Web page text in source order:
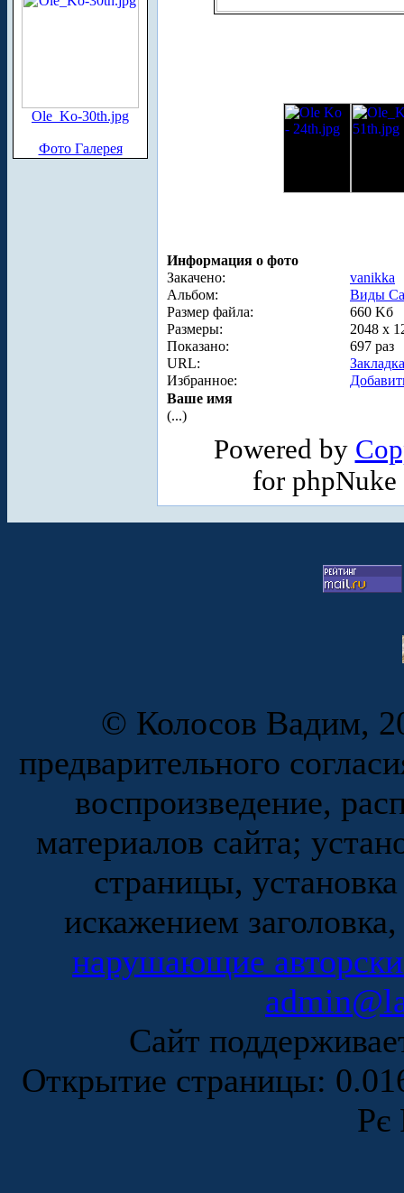
Ole_Ko-30th.jpg
Фото Галерея
Информация о фото
Закачено:
vanikka
Альбом:
Виды
Размер файла:
660 Kб
Размеры:
2048 x
Показано:
697 раз
URL:
Избранное:
Ваше имя
(...)
Powered by
for
© Колосов Вадим,
предварительного
воспроизведение,
материалов сайта;
страницы,
искажением
нарушающие
Сайт
Открытие страницы:
Рє